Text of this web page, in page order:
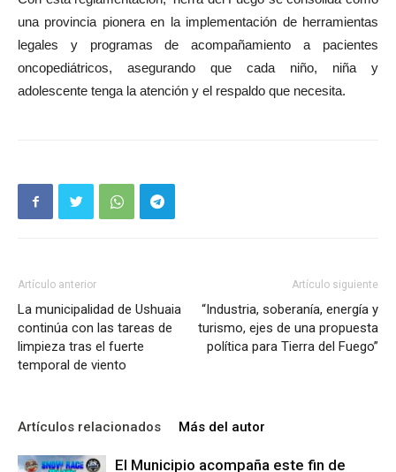
una provincia pionera en la implementación de herramientas
legales y programas de acompañamiento a pacientes
oncopediátricos, asegurando que cada niño, niña y
adolescente tenga la atención y el respaldo que necesita.
Artículo anterior
La municipalidad de Ushuaia
continúa con las tareas de
limpieza tras el fuerte
temporal de viento
Artículo siguiente
“Industria, soberanía, energía y
turismo, ejes de una propuesta
política para Tierra del Fuego”
Artículos relacionados Más del autor
El Municipio acompaña este fin de